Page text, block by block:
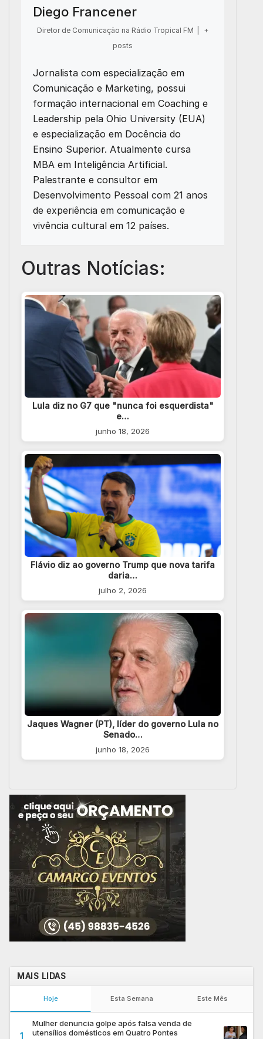
Diego Francener
Diretor de Comunicação na Rádio Tropical FM
+
posts
Jornalista com especialização em
Comunicação e Marketing, possui
formação internacional em Coaching e
Leadership pela Ohio University (EUA)
e especialização em Docência do
Ensino Superior. Atualmente cursa
MBA em Inteligência Artificial.
Palestrante e consultor em
Desenvolvimento Pessoal com 21 anos
de experiência em comunicação e
vivência cultural em 12 países.
Outras Notícias:
Lula diz no G7 que "nunca foi esquerdista"
e…
junho 18, 2026
Flávio diz ao governo Trump que nova tarifa
daria…
julho 2, 2026
Jaques Wagner (PT), líder do governo Lula no
Senado…
junho 18, 2026
MAIS LIDAS
Hoje Esta Semana Este Mês
1
Mulher denuncia golpe após falsa venda de
utensílios domésticos em Quatro Pontes